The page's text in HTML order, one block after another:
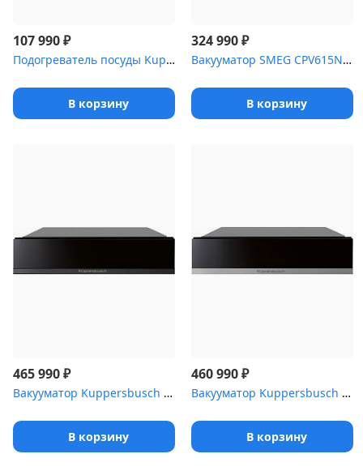
107 990₽
Подогреватель посуды Kuppersbusch CSW 6800.0 W2 Black Chrome
В корзину
324 990₽
Вакууматор SMEG CPV615NR 60 см, высота 14 см, черное стекло Eclip...
В корзину
465 990₽
Вакууматор Kuppersbusch CSV 6800.0 S2 Black Chrome
В корзину
460 990₽
Вакууматор Kuppersbusch CSV 6800.0 S1 Stainless steel
В корзину